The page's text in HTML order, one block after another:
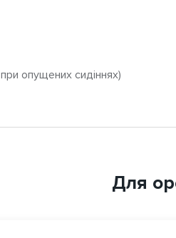
опущених сидіннях)
Для